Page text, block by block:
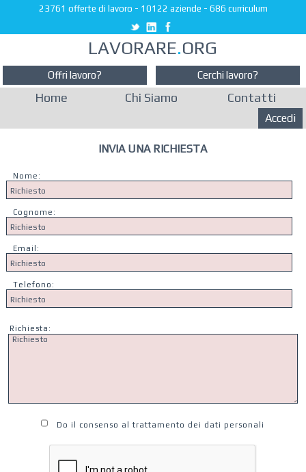
23761 offerte di lavoro - 10122 aziende - 686 curriculum
LAVORARE.ORG
Offri lavoro? Cerchi lavoro?
Home Chi Siamo Contatti
Accedi
INVIA UNA RICHIESTA
Nome:
Cognome:
Email:
Telefono:
Richiesta:
Do il consenso al trattamento dei dati personali